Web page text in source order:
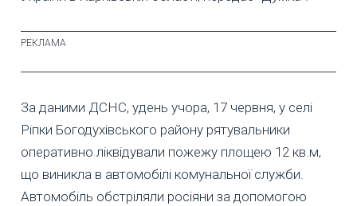
За даними ДСНС, удень учора, 17 червня, у селі
Ріпки Богодухівського району рятувальники
оперативно ліквідували пожежу площею 12 кв.м,
що виникла в автомобілі комунальної служби.
Автомобіль обстріляли росіяни за допомогою